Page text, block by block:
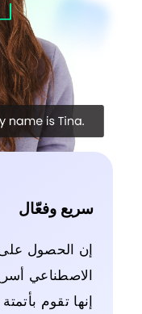
سريع وفعّال
إن الحصول على
الاصطناعي
إنها تقوم